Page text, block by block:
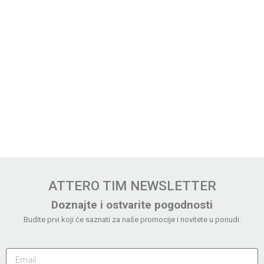
ATTERO TIM NEWSLETTER
Doznajte i ostvarite pogodnosti
Budite prvi koji će saznati za naše promocije i novitete u ponudi.